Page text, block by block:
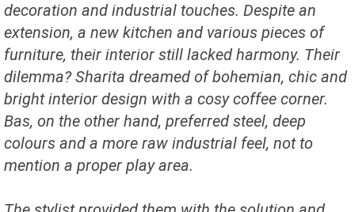
decoration and industrial touches. Despite an
extension, a new kitchen and various pieces of
furniture, their interior still lacked harmony. Their
dilemma? Sharita dreamed of bohemian, chic and
bright interior design with a cosy coffee corner.
Bas, on the other hand, preferred steel, deep
colours and a more raw industrial feel, not to
mention a proper play area.